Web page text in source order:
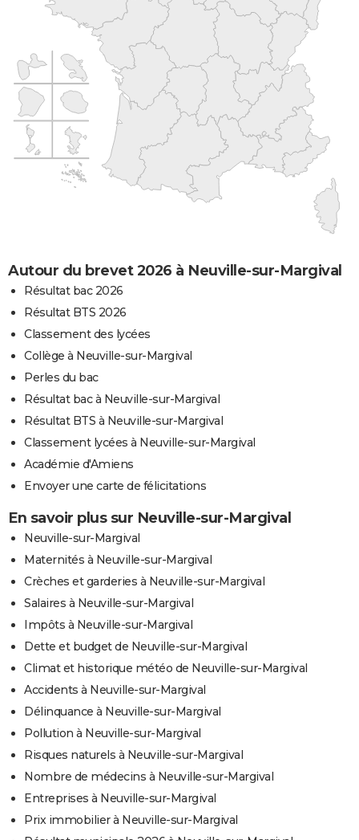
Autour du brevet 2026 à Neuville-sur-Margival
Résultat bac 2026
Résultat BTS 2026
Classement des lycées
Collège à Neuville-sur-Margival
Perles du bac
Résultat bac à Neuville-sur-Margival
Résultat BTS à Neuville-sur-Margival
Classement lycées à Neuville-sur-Margival
Académie d'Amiens
Envoyer une carte de félicitations
En savoir plus sur Neuville-sur-Margival
Neuville-sur-Margival
Maternités à Neuville-sur-Margival
Crèches et garderies à Neuville-sur-Margival
Salaires à Neuville-sur-Margival
Impôts à Neuville-sur-Margival
Dette et budget de Neuville-sur-Margival
Climat et historique météo de Neuville-sur-Margival
Accidents à Neuville-sur-Margival
Délinquance à Neuville-sur-Margival
Pollution à Neuville-sur-Margival
Risques naturels à Neuville-sur-Margival
Nombre de médecins à Neuville-sur-Margival
Entreprises à Neuville-sur-Margival
Prix immobilier à Neuville-sur-Margival